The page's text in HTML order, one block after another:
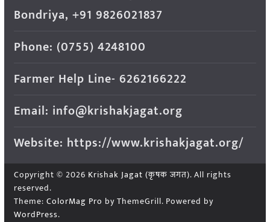
Bondriya, +91 9826021837
Phone: (0755) 4248100
Farmer Help Line- 6262166222
Email: info@krishakjagat.org
Website: https://www.krishakjagat.org/
Copyright © 2026 Krishak Jagat (कृषक जगत). All rights
reserved.
Theme: ColorMag Pro by ThemeGrill. Powered by
WordPress.